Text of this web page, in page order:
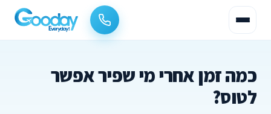
כמה זמן אחרי מי שפיר אפשר
לטוס?